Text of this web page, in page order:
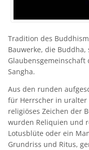
Tradition des
Bauwerke, die
Sangha.
Aus den runden
für Herrscher in uralter
religiöses Zeichen der
wurden Reliquien und
Lotusblüte oder ein
Grundriss und Ritus,